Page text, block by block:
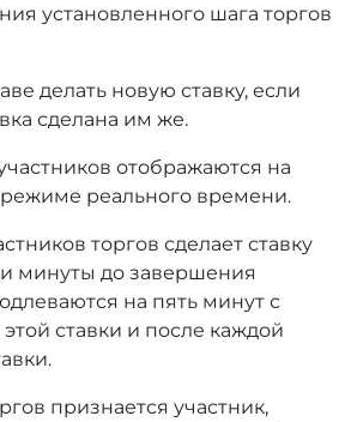
установленного шага торгов
делать новую ставку, если
сделана им же.
отображаются на
режиме реального времени.
торгов сделает ставку
минуты до завершения
на пять минут с
ставки и после каждой
признается участник,